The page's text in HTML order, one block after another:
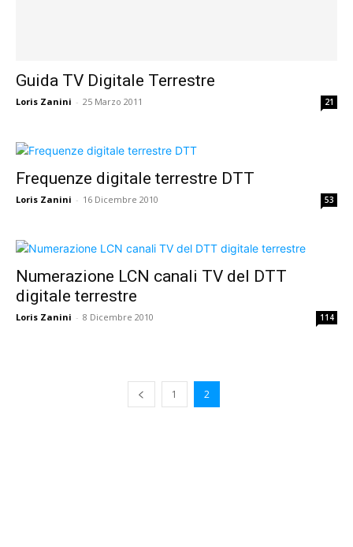
Guida TV Digitale Terrestre
Loris Zanini - 25 Marzo 2011 21
Frequenze digitale terrestre DTT
Loris Zanini - 16 Dicembre 2010 53
Numerazione LCN canali TV del DTT
digitale terrestre
Loris Zanini - 8 Dicembre 2010 114
1 2